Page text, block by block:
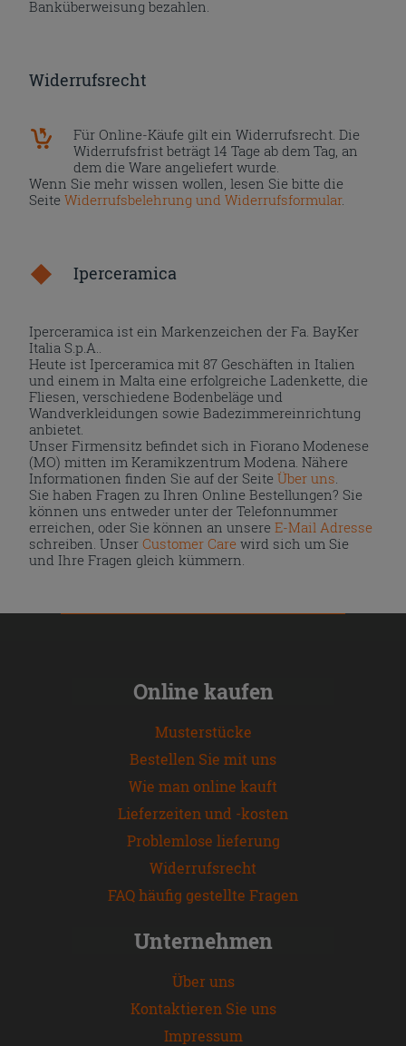
Banküberweisung bezahlen.
Widerrufsrecht
Für Online-Käufe gilt ein Widerrufsrecht. Die
Widerrufsfrist beträgt 14 Tage ab dem Tag, an
dem die Ware angeliefert wurde.
Wenn Sie mehr wissen wollen, lesen Sie bitte die
SeiteWiderrufsbelehrung und Widerrufsformular.
Iperceramica
Iperceramica ist ein Markenzeichen der Fa. BayKer
Italia S.p.A..
Heute ist Iperceramica mit 87 Geschäften in Italien
und einem in Malta eine erfolgreiche Ladenkette, die
Fliesen, verschiedene Bodenbeläge und
Wandverkleidungen sowie Badezimmereinrichtung
anbietet.
Unser Firmensitz befindet sich in Fiorano Modenese
(MO) mitten im Keramikzentrum Modena. Nähere
Informationen finden Sie auf der Seite Über uns
Sie haben Fragen zu Ihren Online Bestellungen? Sie
können uns entweder unter der Telefonnummer
erreichen, oder Sie können an unsereE-Mail Adresse
schreiben. UnserCustomer Care wird sich um Sie
und Ihre Fragen gleich kümmern.
Online kaufen
Musterstücke
Bestellen Sie mit uns
Wie man online kauft
Lieferzeiten und -kosten
Problemlose lieferung
Widerrufsrecht
FAQ häufig gestellte Fragen
Unternehmen
Über uns
Kontaktieren Sie uns
Impressum